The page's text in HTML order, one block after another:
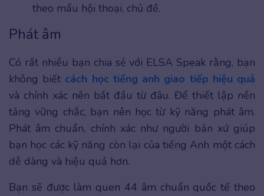
theo mẩu hội thoại, chủ đề.
Phát âm
Có rất nhiều bạn chia sẻ với ELSA Speak rằng, bạn
không biết cách học tiếng anh giao tiếp hiệu quả
và chính xác nên bắt đầu từ đâu. Để thiết lập nền
tảng vững chắc, bạn nên học từ kỹ năng phát âm.
Phát âm chuẩn, chính xác như người bản xứ giúp
bạn học các kỹ năng còn lại của tiếng Anh một cách
dễ dàng và hiệu quả hơn.
Bạn sẽ được làm quen 44 âm chuẩn quốc tế theo